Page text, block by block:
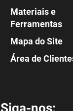
Materiais e
Ferramentas
Mapa do Site
Área de
Siga-nos: